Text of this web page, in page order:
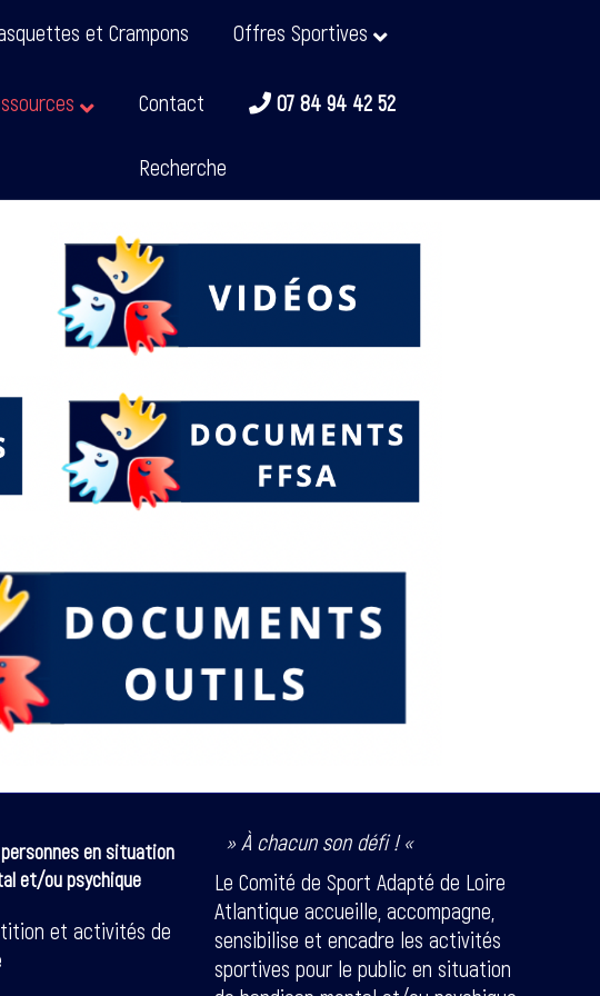
et Crampons Offres Sportives
Contact 07 84 94 42 52
Recherche
en situation
et/ou psychique
et activités de
» À chacun son défi ! «
Le Comité de Sport Adapté de Loire
Atlantique accueille, accompagne,
sensibilise et encadre les activités
sportives pour le public en situation